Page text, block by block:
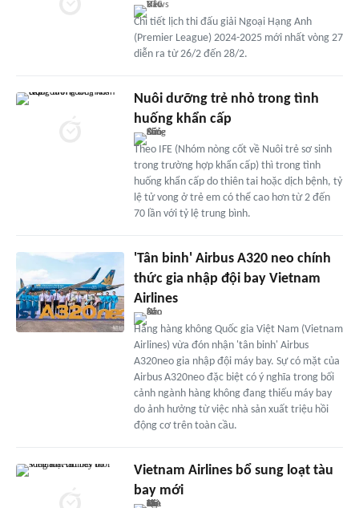
Chi tiết lịch thi đấu giải Ngoại Hạng Anh
(Premier League) 2024-2025 mới nhất vòng 27
diễn ra từ 26/2 đến 28/2.
Nuôi dưỡng trẻ nhỏ trong tình
huống khẩn cấp
Theo IFE (Nhóm nòng cốt về Nuôi trẻ sơ sinh
trong trường hợp khẩn cấp) thì trong tình
huống khẩn cấp do thiên tai hoặc dịch bệnh, tỷ
lệ tử vong ở trẻ em có thể cao hơn từ 2 đến
70 lần với tỷ lệ trung bình.
'Tân binh' Airbus A320 neo chính
thức gia nhập đội bay Vietnam
Airlines
Hãng hàng không Quốc gia Việt Nam (Vietnam
Airlines) vừa đón nhận 'tân binh' Airbus
A320neo gia nhập đội máy bay. Sự có mặt của
Airbus A320neo đặc biệt có ý nghĩa trong bối
cảnh ngành hàng không đang thiếu máy bay
do ảnh hưởng từ việc nhà sản xuất triệu hồi
động cơ trên toàn cầu.
Vietnam Airlines bổ sung loạt tàu
bay mới